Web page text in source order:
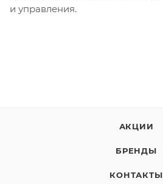
и управления.
АКЦИИ
БРЕНДЫ
КОНТАКТЫ